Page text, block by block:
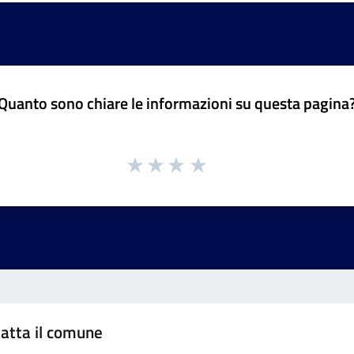
sono chiare le informazioni su questa
il comune